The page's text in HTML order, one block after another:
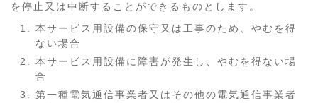
を停止又は中断することができるものとします。
本サービス用設備の保守又は工事のため、やむを得
ない場合
本サービス用設備に障害が発生し、やむを得ない場
合
第一種電気通信事業者又はその他の電気通信事業者